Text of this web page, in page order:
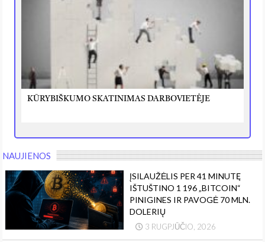
KŪRYBIŠKUMO SKATINIMAS DARBOVIETĖJE
NAUJIENOS
ĮSILAUŽĖLIS PER 41 MINUTĘ
IŠTUŠTINO 1 196 „BITCOIN“
PINIGINES IR PAVOGĖ 70 MLN.
DOLERIŲ
3 RUGPJŪČIO, 2026